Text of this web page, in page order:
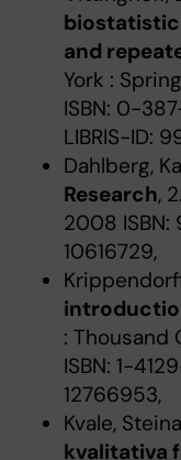
and
York :
ISBN: 0-
LIBRIS-ID:
Dahlberg,
Research,
2008 ISBN:
10616729,
: Thousand
ISBN: 1-
12766953,
Kvale,
kvalitativa